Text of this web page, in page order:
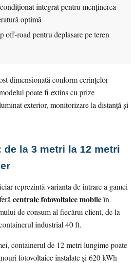
integrat pentru menținerea
optimă
off-road pentru deplasare pe teren
dimensionată conform cerințelor
poate fi extins cu prize
exterior, monitorizare la distanță și
de la 3 metri la 12 metri
reprezintă varianta de intrare a gamei
centrale fotovoltaice mobileîn
de consum al fiecărui client, de la
industrial 40 ft.
containerul de 12 metri lungime poate
fotovoltaice instalate și 620 kWh